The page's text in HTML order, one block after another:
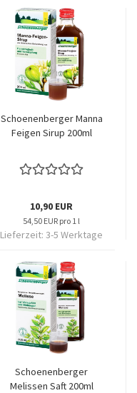
Schoenenberger Manna
Feigen Sirup 200ml
10,90 EUR
54,50 EUR pro 1 l
Lieferzeit: 3-5 Werktage
Schoenenberger
Melissen Saft 200ml